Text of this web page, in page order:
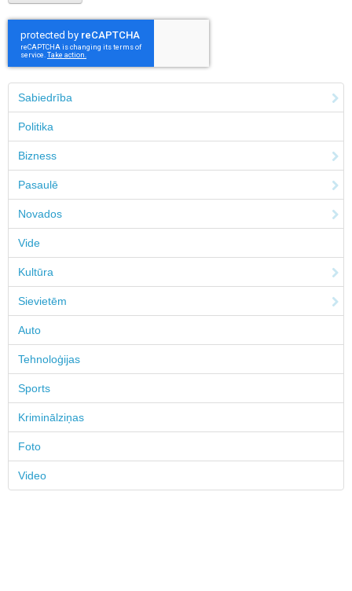
Sabiedrība
Politika
Bizness
Pasaulē
Novados
Vide
Kultūra
Sievietēm
Auto
Tehnoloģijas
Sports
Kriminālziņas
Foto
Video